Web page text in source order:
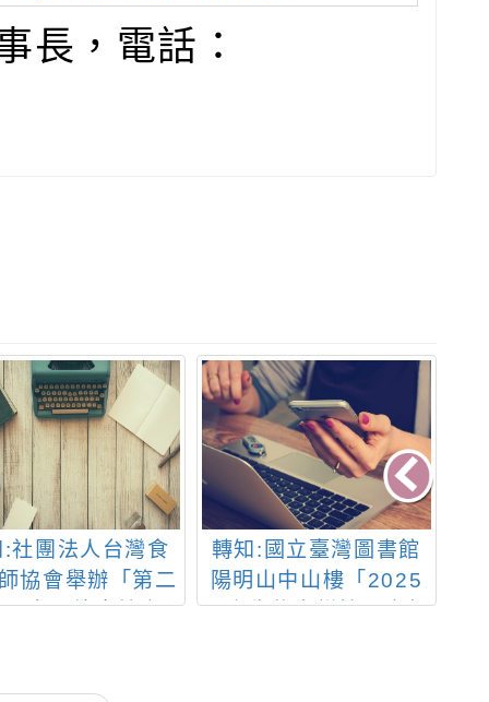
長，電話：
:社團法人台灣食
協會舉辦「第二
品安全繪畫競賽-
人出任務」競賽
轉知:國立臺灣圖書館
陽明山中山樓「2025
國際生物多樣性日嘉年